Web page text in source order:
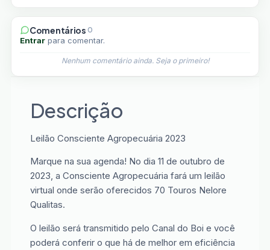
Comentários 0
Entrarpara comentar.
Nenhum comentário ainda. Seja o primeiro!
Descrição
Leilão Consciente Agropecuária 2023
Marque na sua agenda! No dia 11 de outubro de
2023, a Consciente Agropecuária fará um leilão
virtual onde serão oferecidos 70 Touros Nelore
Qualitas.
O leilão será transmitido pelo Canal do Boi e você
poderá conferir o que há de melhor em eficiência